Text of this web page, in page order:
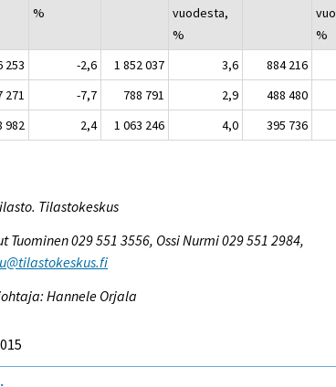
%
vuodesta,
%
%
253 -2,6 1 852 037 3,6 884 216
271 -7,7 788 791 2,9 488 480
982 2,4 1 063 246 4,0 395 736
Tilastokeskus
029 551 3556, Ossi Nurmi 029 551 2984,
Hannele Orjala